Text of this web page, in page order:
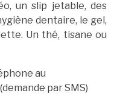
un slip jetable, des
dentaire, le gel,
Un thé, tisane ou
au
par SMS)